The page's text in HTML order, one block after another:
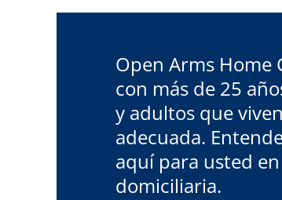
Open Arms Home
con más de 25
y adultos que
adecuada.
aquí para usted
domiciliaria.